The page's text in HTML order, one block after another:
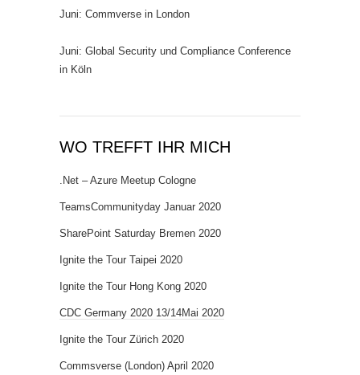
Juni: Commverse in London
Juni: Global Security und Compliance Conference
in Köln
WO TREFFT IHR MICH
.Net – Azure Meetup Cologne
TeamsCommunityday Januar 2020
SharePoint Saturday Bremen 2020
Ignite the Tour Taipei 2020
Ignite the Tour Hong Kong 2020
CDC Germany 2020 13/14Mai 2020
Ignite the Tour Zürich 2020
Commsverse (London) April 2020